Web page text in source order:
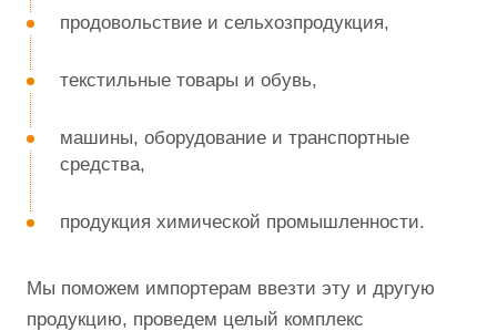
продовольствие и сельхозпродукция,
текстильные товары и обувь,
машины, оборудование и транспортные
средства,
продукция химической промышленности.
Мы поможем импортерам ввезти эту и другую
продукцию, проведем целый комплекс